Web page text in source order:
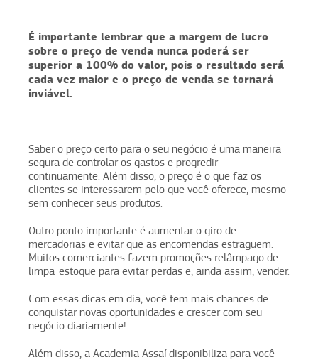
É importante lembrar que a margem de lucro
sobre o preço de venda nunca poderá ser
superior a 100% do valor, pois o resultado será
cada vez maior e o preço de venda se tornará
inviável.
Saber o preço certo para o seu negócio é uma maneira
segura de controlar os gastos e progredir
continuamente. Além disso, o preço é o que faz os
clientes se interessarem pelo que você oferece, mesmo
sem conhecer seus produtos.
Outro ponto importante é aumentar o giro de
mercadorias e evitar que as encomendas estraguem.
Muitos comerciantes fazem promoções relâmpago de
limpa-estoque para evitar perdas e, ainda assim, vender.
Com essas dicas em dia, você tem mais chances de
conquistar novas oportunidades e crescer com seu
negócio diariamente!
Além disso, a Academia Assaí disponibiliza para você